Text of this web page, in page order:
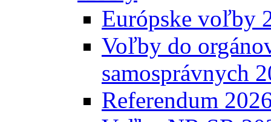
Európske voľby
Voľby do
samosprávnych
Referendum